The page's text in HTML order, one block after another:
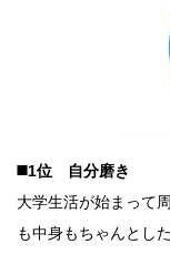
◼️1位 自分磨き
大学生活が始まって
も中身もちゃんとし